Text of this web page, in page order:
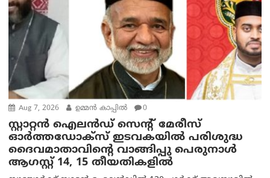
Aug 7, 2026 ഉമ്മന്‍ കാപ്പില്‍ 0
സ്റ്റാറ്റൻ ഐലൻഡ് സെന്റ് മേരീസ്
ഓർത്തഡോക്സ് ഇടവകയിൽ പരിശുദ്ധ
ദൈവമാതാവിന്റെ വാങ്ങിപ്പു പെരുനാൾ
ആഗസ്റ്റ് 14, 15 തീയതികളിൽ